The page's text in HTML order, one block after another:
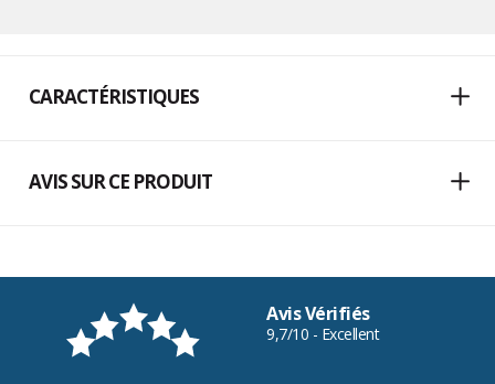
CARACTÉRISTIQUES
AVIS SUR CE PRODUIT
Avis Vérifiés
9,7/10 - Excellent